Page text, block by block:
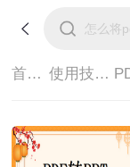
首页> 使用技巧>